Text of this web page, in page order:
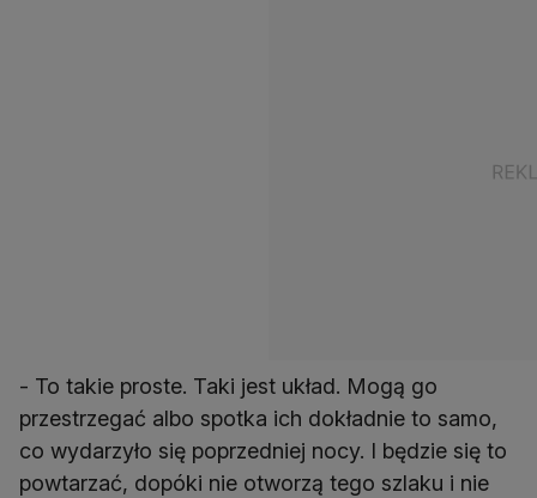
- To takie proste. Taki jest układ. Mogą go
przestrzegać albo spotka ich dokładnie to samo,
co wydarzyło się poprzedniej nocy. I będzie się to
powtarzać, dopóki nie otworzą tego szlaku i nie